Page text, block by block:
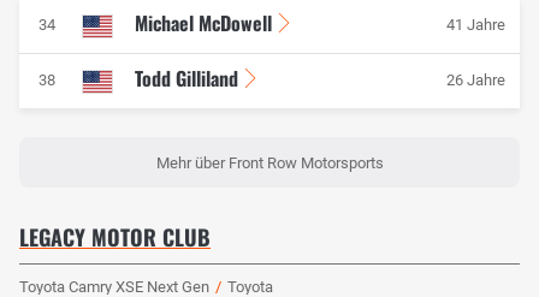
34 Michael McDowell 41 Jahre
38 Todd Gilliland 26 Jahre
Mehr über Front Row Motorsports
LEGACY MOTOR CLUB
Toyota Camry XSE Next Gen / Toyota